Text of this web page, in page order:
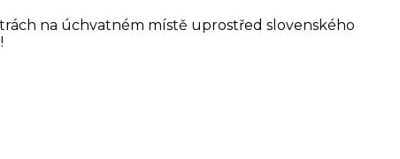
na úchvatném místě uprostřed slovenského